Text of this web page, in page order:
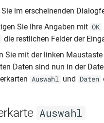
Sie im erscheinenden
Sie Ihre Angaben mit OK
die restlichen Felder der
Sie mit der linken
Daten sind nun in der
Auswahl und Daten
Auswahl